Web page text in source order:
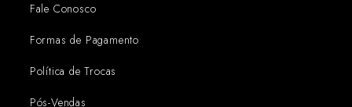
Fale Conosco
Formas de Pagamento
Política de Trocas
Pós-Vendas